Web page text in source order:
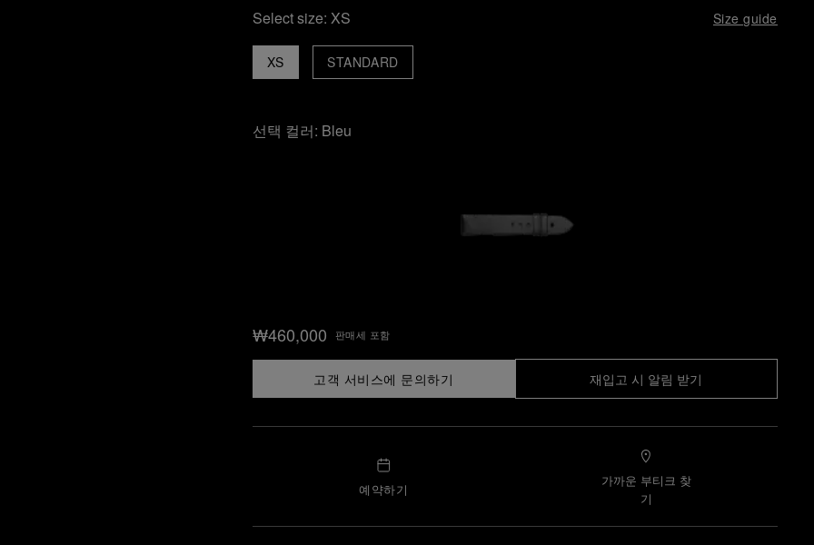
Select size: XS Size guide
XS STANDARD
선택 컬러: Bleu
₩460,000 판매세 포함
고객 서비스에 문의하기 재입고 시 알림 받기
예약하기
가까운 부티크 찾
기